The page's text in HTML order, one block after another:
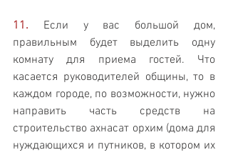
11. Если у вас большой дом,
правильным будет выделить одну
комнату для приема гостей. Что
касается руководителей общины, то в
каждом городе, по возможности, нужно
направить часть средств на
строительство ахнасат орхим (дома для
нуждающихся и путников, в котором их